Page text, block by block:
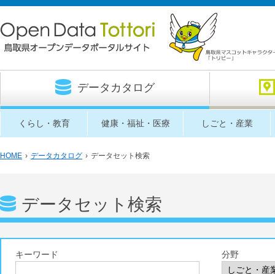
データカタログ
くらし・教育 健康・福祉・医療 しごと・産業
HOME › データカタログ › データセット検索
データセット検索
キーワード 分野